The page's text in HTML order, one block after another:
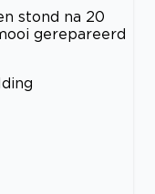
stond na 20
gerepareerd